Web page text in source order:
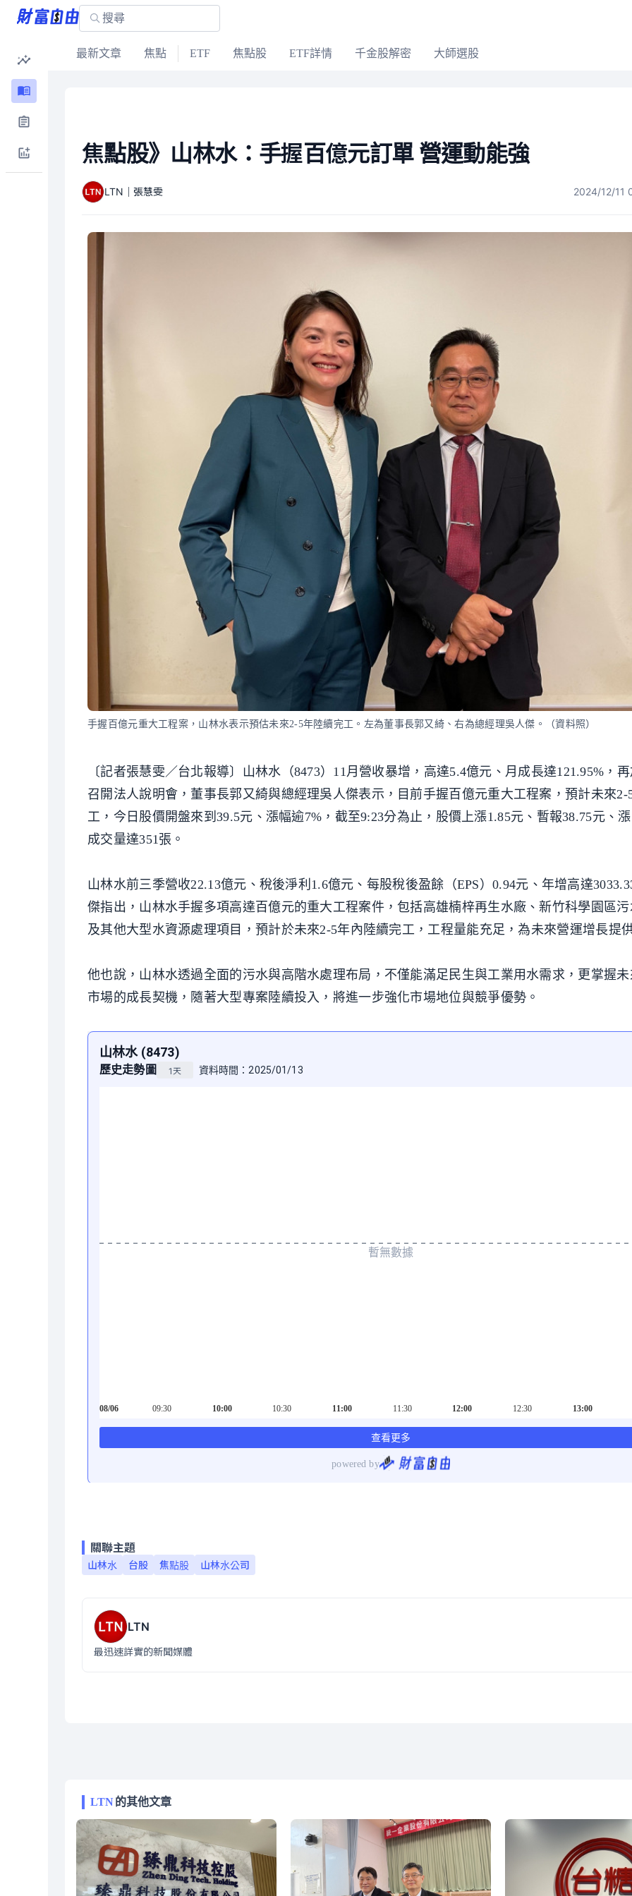
最新文章 焦點 ETF 焦點股 ETF詳情 千金股解密 大師選股
焦點股》山林水：手握百億元訂單 營運動能強
LTN｜張慧雯 2024/12/11
手握百億元重大工程案，山林水表示預估未來2-5年陸續完工。左為董事長郭又綺、右為總經理吳人傑。（資料照）
〔記者張慧雯／台北報導〕山林水（8473）11月營收暴增，高達5.4億元、月成長達121.95%，
召開法人說明會，董事長郭又綺與總經理吳人傑表示，目前手握百億元重大工程案，預計未來2-
工，今日股價開盤來到39.5元、漲幅逾7%，截至9:23分為止，股價上漲1.85元、暫報38.75元、
成交量達351張。
山林水前三季營收22.13億元、稅後淨利1.6億元、每股稅後盈餘（EPS）0.94元、年增高達
傑指出，山林水手握多項高達百億元的重大工程案件，包括高雄楠梓再生水廠、新竹科學園區
及其他大型水資源處理項目，預計於未來2-5年內陸續完工，工程量能充足，為未來營運增長提
他也說，山林水透過全面的污水與高階水處理布局，不僅能滿足民生與工業用水需求，更掌握
市場的成長契機，隨著大型專案陸續投入，將進一步強化市場地位與競爭優勢。
關聯主題
山林水 台股 焦點股 山林水公司
LTN
最迅速詳實的新聞媒體
LTN的其他文章